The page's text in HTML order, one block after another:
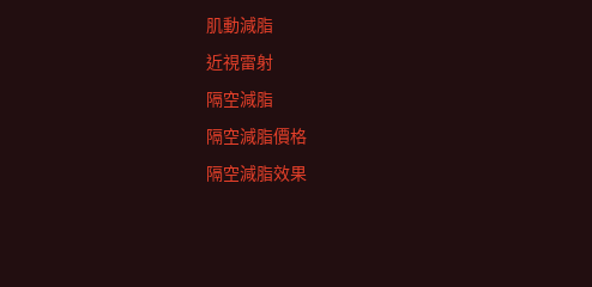
肌動減脂
近視雷射
隔空減脂
隔空減脂價格
隔空減脂效果